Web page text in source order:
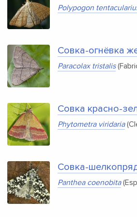
Polypogon
Совка-огнёвка
Paracolax tristalis
Совка красно-
Phytometra viridaria
Совка-
Panthea coenobita